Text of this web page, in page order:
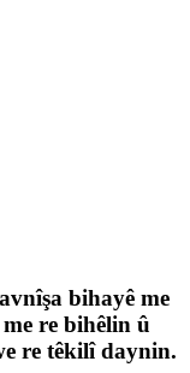
bihayê me
re bihêlin û
re têkilî daynin.